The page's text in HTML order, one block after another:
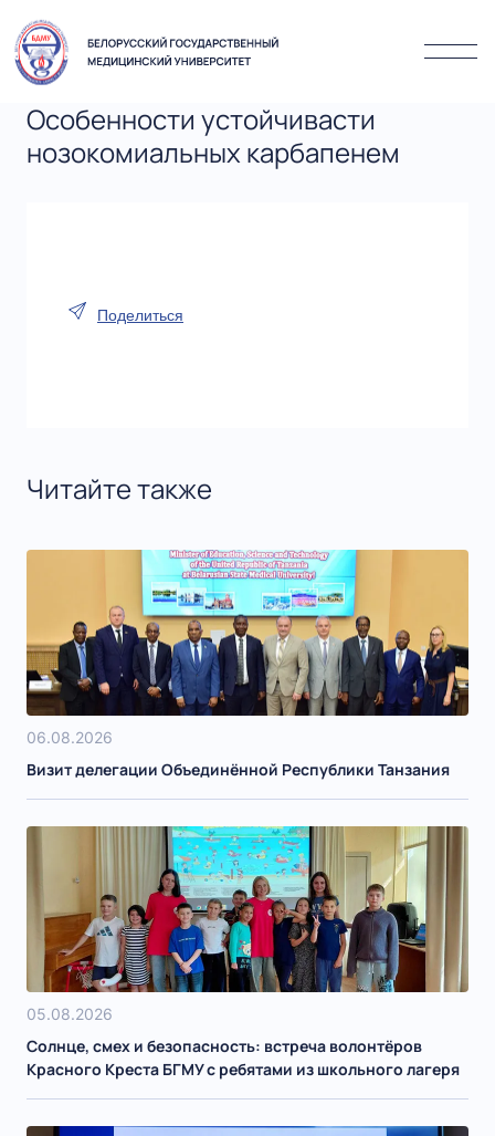
Особенности устойчивасти
нозокомиальных карбапенем
Поделиться
Читайте также
06.08.2026
Визит делегации Объединённой Республики Танзания
05.08.2026
Солнце, смех и безопасность: встреча волонтёров
Красного Креста БГМУ с ребятами из школьного лагеря